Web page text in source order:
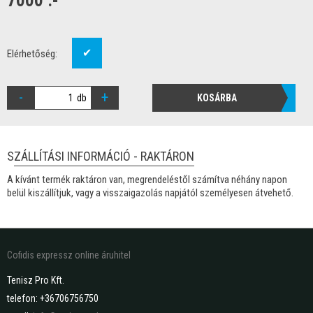
Elérhetőség: ✔
- db + KOSÁRBA
SZÁLLÍTÁSI INFORMÁCIÓ - RAKTÁRON
A kívánt termék raktáron van, megrendeléstől számítva néhány napon
belül kiszállítjuk, vagy a visszaigazolás napjától személyesen átvehető.
Cofidis expressz online áruhitel
Tenisz Pro Kft.
telefon: +36706756750